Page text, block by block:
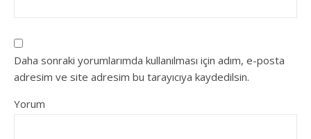
Daha sonraki yorumlarımda kullanılması için adım, e-posta
adresim ve site adresim bu tarayıcıya kaydedilsin.
Yorum